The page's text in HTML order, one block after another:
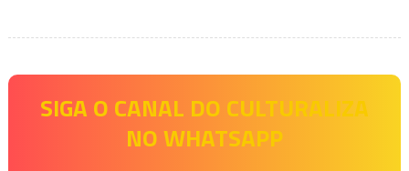
SIGA O CANAL DO CULTURALIZA
NO WHATSAPP